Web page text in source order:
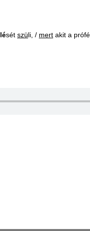
lését szüli, / mert akit a